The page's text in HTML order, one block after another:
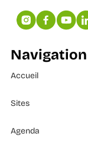
Navigation
Accueil
Sites
Agenda